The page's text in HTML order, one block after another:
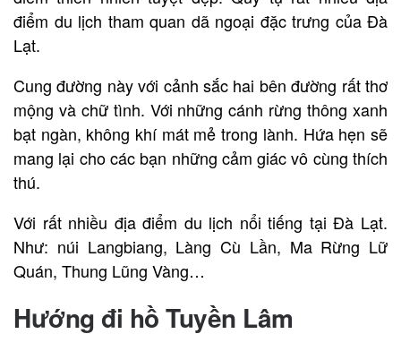
điểm du lịch tham quan dã ngoại đặc trưng của Đà
Lạt.
Cung đường này với cảnh sắc hai bên đường rất thơ
mộng và chữ tình. Với những cánh rừng thông xanh
bạt ngàn, không khí mát mẻ trong lành. Hứa hẹn sẽ
mang lại cho các bạn những cảm giác vô cùng thích
thú.
Với rất nhiều địa điểm du lịch nổi tiếng tại Đà Lạt.
Như: núi Langbiang, Làng Cù Lần, Ma Rừng Lữ
Quán, Thung Lũng Vàng…
Hướng đi hồ Tuyền Lâm